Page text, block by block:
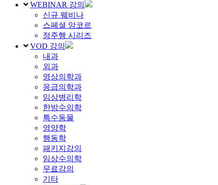
WEBINAR 강의
신규 웨비나
스페셜 앙코르
정주행 시리즈
VOD 강의
내과
외과
영상의학과
응급의학과
임상병리학
한방수의학
특수동물
영양학
행동학
패키지강의
임상수의학
무료강의
기타